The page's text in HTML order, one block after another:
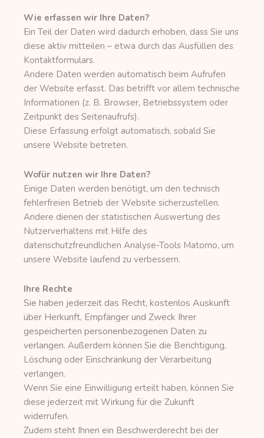
Wie erfassen wir Ihre Daten?
Ein Teil der Daten wird dadurch erhoben, dass Sie uns
diese aktiv mitteilen – etwa durch das Ausfüllen des
Kontaktformulars.
Andere Daten werden automatisch beim Aufrufen
der Website erfasst. Das betrifft vor allem technische
Informationen (z. B. Browser, Betriebssystem oder
Zeitpunkt des Seitenaufrufs).
Diese Erfassung erfolgt automatisch, sobald Sie
unsere Website betreten.
Wofür nutzen wir Ihre Daten?
Einige Daten werden benötigt, um den technisch
fehlerfreien Betrieb der Website sicherzustellen.
Andere dienen der statistischen Auswertung des
Nutzerverhaltens mit Hilfe des
datenschutzfreundlichen Analyse-Tools Matomo, um
unsere Website laufend zu verbessern.
Ihre Rechte
Sie haben jederzeit das Recht, kostenlos Auskunft
über Herkunft, Empfänger und Zweck Ihrer
gespeicherten personenbezogenen Daten zu
verlangen. Außerdem können Sie die Berichtigung,
Löschung oder Einschränkung der Verarbeitung
verlangen.
Wenn Sie eine Einwilligung erteilt haben, können Sie
diese jederzeit mit Wirkung für die Zukunft
widerrufen.
Zudem steht Ihnen ein Beschwerderecht bei der